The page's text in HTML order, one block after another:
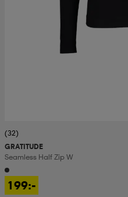
(32)
GRATITUDE
Seamless Half Zip W
199:-